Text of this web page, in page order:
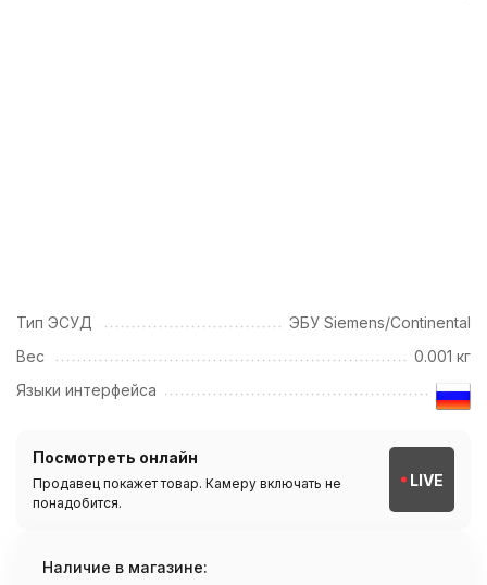
Тип ЭСУД
ЭБУ Siemens/Continental
Вес
0.001 кг
Языки интерфейса
Посмотреть онлайн
Продавец покажет товар. Камеру включать не
понадобится.
LIVE
Наличие в магазине: